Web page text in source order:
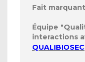
Fait
Équipe
interactions
QUALIBIOSEC